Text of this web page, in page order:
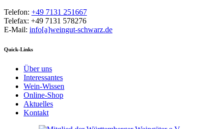
Telefon: +49 7131 251667
Telefax: +49 7131 578276
E-Mail: info[a]weingut-schwarz.de
Quick-Links
Über uns
Interessantes
Wein-Wissen
Online-Shop
Aktuelles
Kontakt